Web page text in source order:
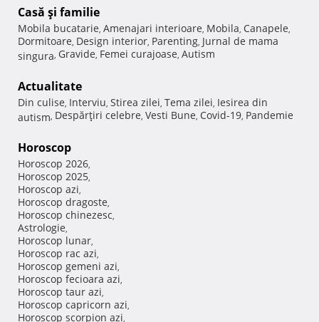
Casă şi familie
Mobila bucatarie, Amenajari interioare, Mobila, Canapele,
Dormitoare, Design interior, Parenting, Jurnal de mama
singura, Gravide, Femei curajoase, Autism
Actualitate
Din culise, Interviu, Stirea zilei, Tema zilei, Iesirea din
autism, Despărţiri celebre, Vesti Bune, Covid-19, Pandemie
Horoscop
Horoscop 2026,
Horoscop 2025,
Horoscop azi,
Horoscop dragoste,
Horoscop chinezesc,
Astrologie,
Horoscop lunar,
Horoscop rac azi,
Horoscop gemeni azi,
Horoscop fecioara azi,
Horoscop taur azi,
Horoscop capricorn azi,
Horoscop scorpion azi,